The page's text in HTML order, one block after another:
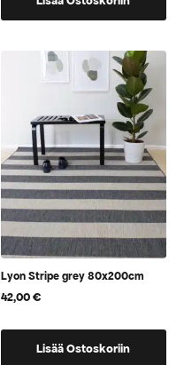
Lyon Stripe grey 80x200cm
42,00€
Lisää Ostoskoriin